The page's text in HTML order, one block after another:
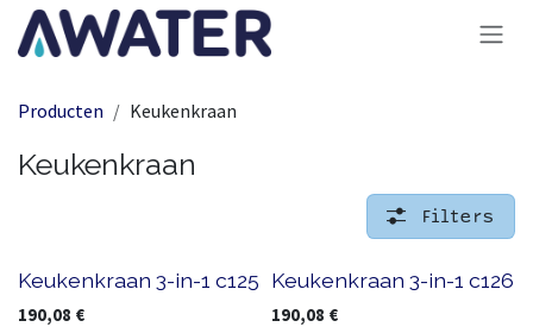
Overslaan naar inhoud
Producten Keukenkraan
Keukenkraan
Filters
Keukenkraan 3-in-1 c125
190,08 €
Keukenkraan 3-in-1 c126
190,08 €